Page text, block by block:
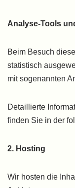
Analyse-Tools
Beim Besuch
statistisch
mit sogenannten
Detaillierte
finden Sie in der
2. Hosting
Wir hosten die